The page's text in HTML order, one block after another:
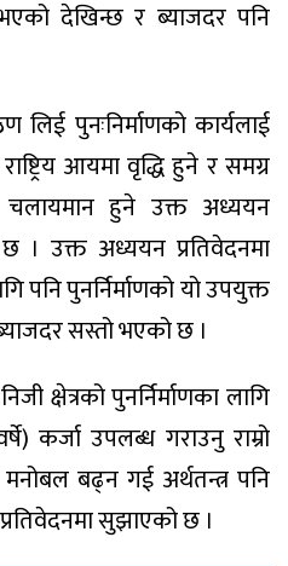
देखिन्छ र ब्याजदर पनि
पुनःनिर्माणको कार्यलाई
आयमा वृद्धि हुने र समग्र
चलायमान हुने उक्त अध्ययन
। उक्त अध्ययन प्रतिवेदनमा
पनि पुनर्निर्माणको यो उपयुक्त
सस्तो भएको छ ।
क्षेत्रको पुनर्निर्माणका लागि
कर्जा उपलब्ध गराउनु राम्रो
बढ्न गई अर्थतन्त्र पनि
सुझाएको छ ।